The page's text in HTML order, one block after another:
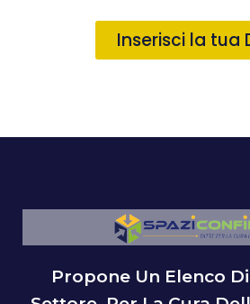
Inserisci la tua
Propone Un Elenco